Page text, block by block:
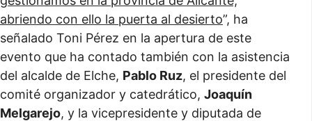
abriendo con ello la puerta al desierto”, ha
señalado Toni Pérez en la apertura de este
evento que ha contado también con la asistencia
del alcalde de Elche, Pablo Ruz, el presidente del
comité organizador y catedrático, Joaquín
Melgarejo, y la vicepresidente y diputada de